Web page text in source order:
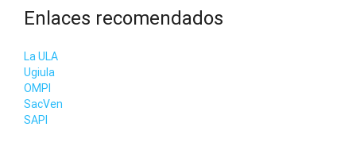
Enlaces recomendados
La ULA
Ugiula
OMPI
SacVen
SAPI